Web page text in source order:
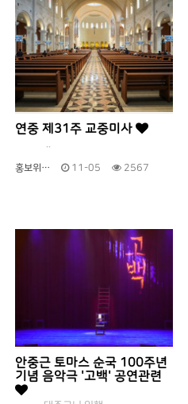
연중 제31주 교중미사
..
홍보위… 11-05 2567
안중근 토마스 순국 100주년
기념 음악극 '고백' 공연관련